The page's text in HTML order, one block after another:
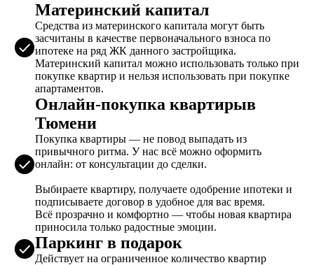
Материнский капитал
Средства из материнского капитала могут быть
засчитаны в качестве первоначального взноса по
ипотеке на ряд ЖК данного застройщика.
Материнский капитал можно использовать только при
покупке квартир и нельзя использовать при покупке
апартаментов.
Онлайн-покупка квартирыв
Тюмени
Покупка квартиры — не повод выпадать из
привычного ритма. У нас всё можно оформить
онлайн: от консультации до сделки.
Выбираете квартиру, получаете одобрение ипотеки и
подписываете договор в удобное для вас время.
Всё прозрачно и комфортно — чтобы новая квартира
приносила только радостные эмоции.
Паркинг в подарок
Действует на ограниченное количество квартир